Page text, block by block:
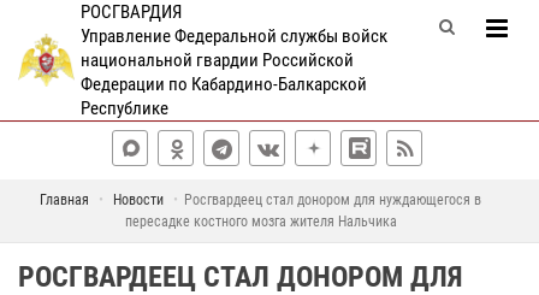
РОСГВАРДИЯ
Управление Федеральной службы войск
национальной гвардии Российской
Федерации по Кабардино-Балкарской
Республике
Главная Новости
Росгвардеец стал донором для нуждающегося в
пересадке костного мозга жителя Нальчика
РОСГВАРДЕЕЦ СТАЛ ДОНОРОМ ДЛЯ